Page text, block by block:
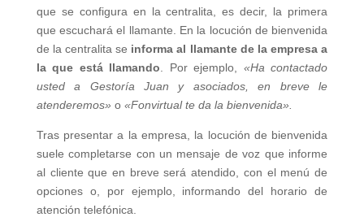
que se configura en la centralita, es decir, la primera
que escuchará el llamante. En la locución de bienvenida
de la centralita se informa al llamante de la empresa a
la que está llamando . Por ejemplo, «Ha contactado
usted a Gestoría Juan y asociados, en breve le
atenderemos» o «Fonvirtual te da la bienvenida».
Tras presentar a la empresa, la locución de bienvenida
suele completarse con un mensaje de voz que informe
al cliente que en breve será atendido, con el menú de
opciones o, por ejemplo, informando del horario de
atención telefónica.